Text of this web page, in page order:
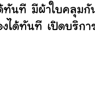
ด้ทันที มีผ้าใบคลุม
งได้ทันที เปิดบริก